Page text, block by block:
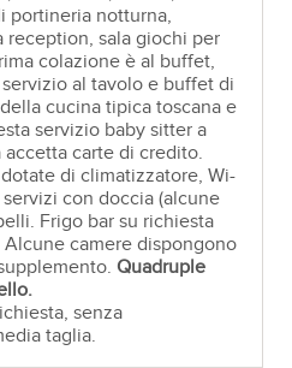
portineria notturna,
reception, sala giochi per
colazione è al buffet,
al tavolo e buffet di
cucina tipica toscana e
servizio baby sitter a
accetta carte di credito.
di climatizzatore, Wi-
con doccia (alcune
Frigo bar su richiesta
camere dispongono
Quadruple
senza
taglia.